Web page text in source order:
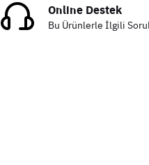
Online Destek
Bu Ürünlerle İlgili